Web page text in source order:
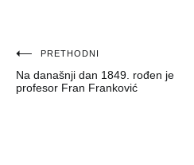
Navigacija
objava
PRETHODNI
Na današnji dan 1849. rođen je
profesor Fran Franković